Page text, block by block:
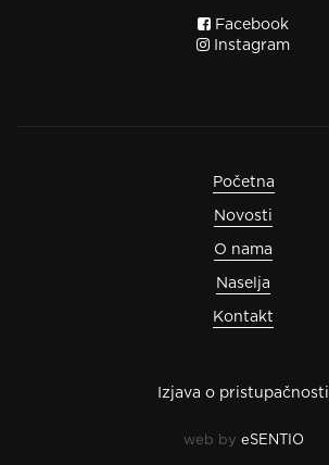
Facebook
Instagram
Početna
Novosti
O nama
Naselja
Kontakt
Izjava o pristupačnosti
web by eSENTIO